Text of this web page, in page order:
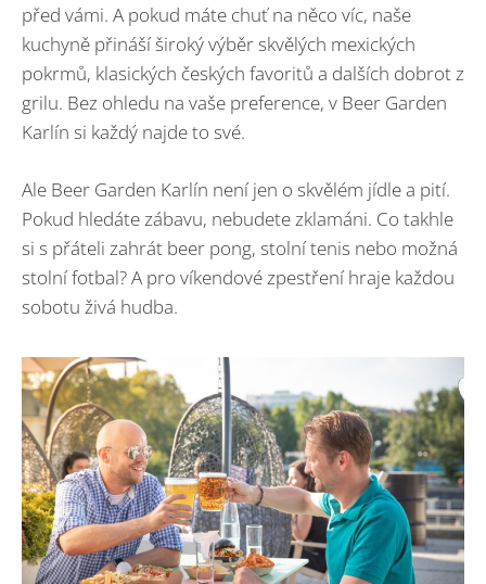
před vámi. A pokud máte chuť na něco víc, naše
kuchyně přináší široký výběr skvělých mexických
pokrmů, klasických českých favoritů a dalších dobrot z
grilu. Bez ohledu na vaše preference, v Beer Garden
Karlín si každý najde to své.
Ale Beer Garden Karlín není jen o skvělém jídle a pití.
Pokud hledáte zábavu, nebudete zklamáni. Co takhle
si s přáteli zahrát beer pong, stolní tenis nebo možná
stolní fotbal? A pro víkendové zpestření hraje každou
sobotu živá hudba.